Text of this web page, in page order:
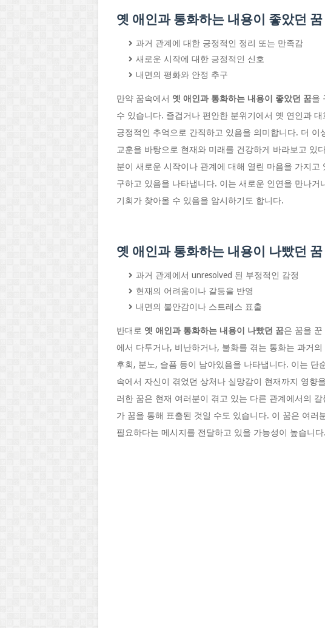
옛 애인과 통화하는 내용이 좋았던 꿈
과거 관계에 대한 긍정적인 정리 또는 만족감
새로운 시작에 대한 긍정적인 신호
내면의 평화와 안정 추구
만약 꿈속에서 옛 애인과 통화하는 내용이 좋았던 꿈을
수 있습니다. 즐겁거나 편안한 분위기에서 옛 연인과
긍정적인 추억으로 간직하고 있음을 의미합니다. 더
교훈을 바탕으로 현재와 미래를 건강하게 바라보고 있
분이 새로운 시작이나 관계에 대해 열린 마음을 가지
구하고 있음을 나타냅니다. 이는 새로운 인연을 만나
기회가 찾아올 수 있음을 암시하기도 합니다.
옛 애인과 통화하는 내용이 나빴던 꿈
과거 관계에서 unresolved 된 부정적인 감정
현재의 어려움이나 갈등을 반영
내면의 불안감이나 스트레스 표출
반대로 옛 애인과 통화하는 내용이 나빴던 꿈은 꿈을
에서 다투거나, 비난하거나, 불화를 겪는 통화는 과거
후회, 분노, 슬픔 등이 남아있음을 나타냅니다. 이는 단
속에서 자신이 겪었던 상처나 실망감이 현재까지 영향
러한 꿈은 현재 여러분이 겪고 있는 다른 관계에서의
가 꿈을 통해 표출된 것일 수도 있습니다. 이 꿈은 여러
필요하다는 메시지를 전달하고 있을 가능성이 높습니다.